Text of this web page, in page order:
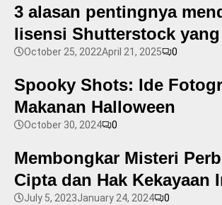
3 alasan pentingnya
lisensi Shutterstock
October 25, 2022April 21, 2025 0
Spooky Shots: Ide
Makanan Halloween
October 30, 2024 0
Membongkar Misteri
Cipta dan Hak Kekayaan
July 5, 2023January 24, 2024 0